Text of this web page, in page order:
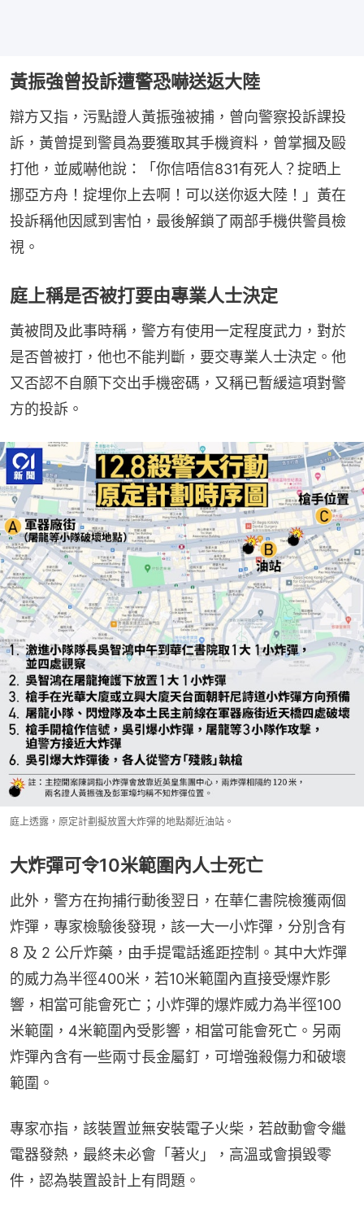
黃振強曾投訴遭警恐嚇送返大陸
辯方又指，污點證人黃振強被捕，曾向警察投訴課投
訴，黃曾提到警員為要獲取其手機資料，曾掌摑及毆
打他，並威嚇他說：「你信唔信831有死人？掟晒上
挪亞方舟！掟埋你上去啊！可以送你返大陸！」黃在
投訴稱他因感到害怕，最後解鎖了兩部手機供警員檢
視。
庭上稱是否被打要由專業人士決定
黃被問及此事時稱，警方有使用一定程度武力，對於
是否曾被打，他也不能判斷，要交專業人士決定。他
又否認不自願下交出手機密碼，又稱已暫緩這項對警
方的投訴。
庭上透露，原定計劃擬放置大炸彈的地點鄰近油站。
大炸彈可令10米範圍內人士死亡
此外，警方在拘捕行動後翌日，在華仁書院檢獲兩個
炸彈，專家檢驗後發現，該一大一小炸彈，分別含有
8 及 2 公斤炸藥，由手提電話遙距控制。其中大炸彈
的威力為半徑400米，若10米範圍內直接受爆炸影
響，相當可能會死亡；小炸彈的爆炸威力為半徑100
米範圍，4米範圍內受影響，相當可能會死亡。另兩
炸彈內含有一些兩寸長金屬釘，可增強殺傷力和破壞
範圍。
專家亦指，該裝置並無安裝電子火柴，若啟動會令繼
電器發熱，最終未必會「著火」，高溫或會損毀零
件，認為裝置設計上有問題。